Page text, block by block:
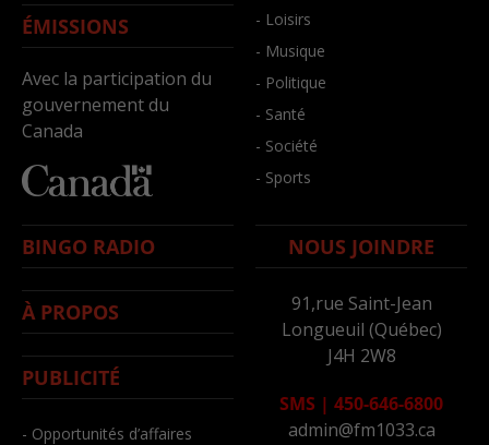
ÉMISSIONS
Avec la participation du
gouvernement du
Canada
- Loisirs
- Musique
- Politique
- Santé
- Société
- Sports
BINGO RADIO
À PROPOS
PUBLICITÉ
- Opportunités d’affaires
NOUS JOINDRE
91,rue Saint-Jean
Longueuil (Québec)
J4H 2W8
SMS | 450-646-6800
admin@fm1033.ca